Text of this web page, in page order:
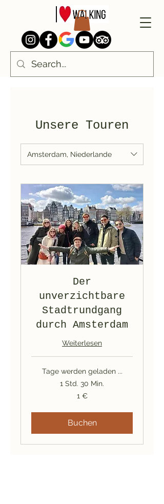
Unsere Touren
Amsterdam, Niederlande
Der
unverzichtbare
Stadtrundgang
durch Amsterdam
Weiterlesen
Tage werden geladen ...
1 Std. 30 Min.
1 €
Buchen